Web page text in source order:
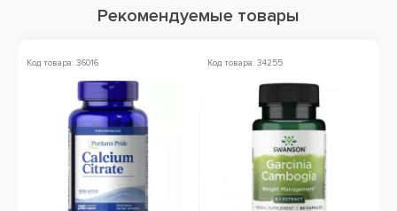
Рекомендуемые товары
Код товара: 36016 Код товара: 34255